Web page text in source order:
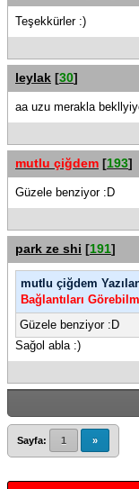
Teşekkürler :)
leylak [30]
aa uzu merakla
mutlu çiğdem [193]
Güzele benziyor :D
park ze shi [191]
mutlu çiğdem
Bağlantıları
Güzele benziyor :D
Sağol abla :)
Sayfa: 1 »